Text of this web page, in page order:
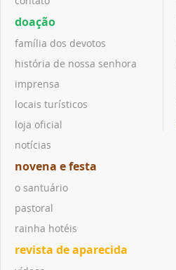
doação
família dos devotos
história de nossa senhora
imprensa
locais turísticos
loja oficial
notícias
novena e festa
o santuário
pastoral
rainha hotéis
revista de aparecida